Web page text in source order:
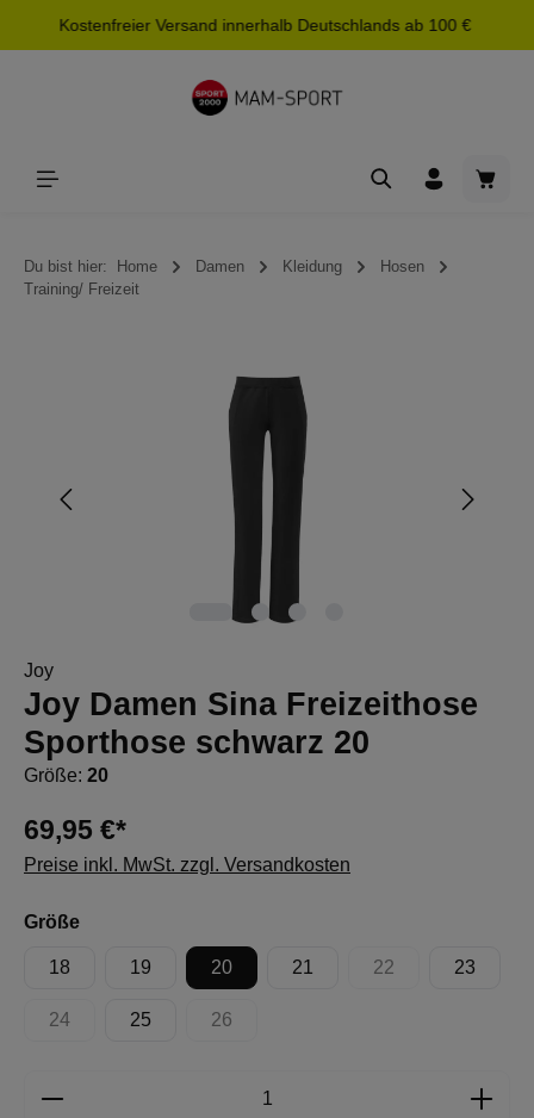
springen
Kostenfreier Versand innerhalb Deutschlands ab 100 €
Du bist hier: Home Damen Kleidung
Hosen
Training/ Freizeit
Bildergalerie überspringen
Joy
Joy Damen Sina Freizeithose
Sporthose schwarz 20
Größe: 20
69,95 €*
Preise inkl. MwSt. zzgl. Versandkosten
Größeauswählen
18 19 20 21 22
(Diese Option ist
23
24
(Diese Option ist zurzeit nicht verfügbar.)
25 26
(Diese Option ist zurzeit nicht verfügbar.)
Produkt Anzahl: Gib den gewünschten